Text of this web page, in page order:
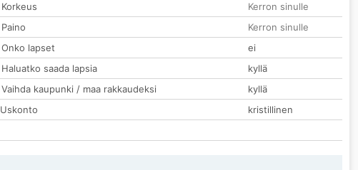
Korkeus
Kerron sinulle
Paino
Kerron sinulle
Onko lapset
ei
Haluatko saada lapsia
kyllä
Vaihda kaupunki / maa rakkaudeksi
kyllä
Uskonto
kristillinen